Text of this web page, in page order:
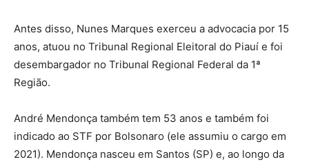
Antes disso, Nunes Marques exerceu a advocacia por 15
anos, atuou no Tribunal Regional Eleitoral do Piauí e foi
desembargador no Tribunal Regional Federal da 1ª
Região.
André Mendonça também tem 53 anos e também foi
indicado ao STF por Bolsonaro (ele assumiu o cargo em
2021). Mendonça nasceu em Santos (SP) e, ao longo da